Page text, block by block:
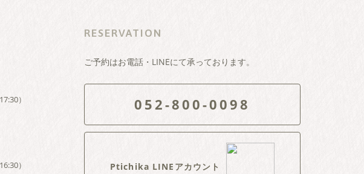
）
）
RESERVATION
ご予約はお電話・LINEにて承っております。
052-800-0098
Ptichika LINEアカウント